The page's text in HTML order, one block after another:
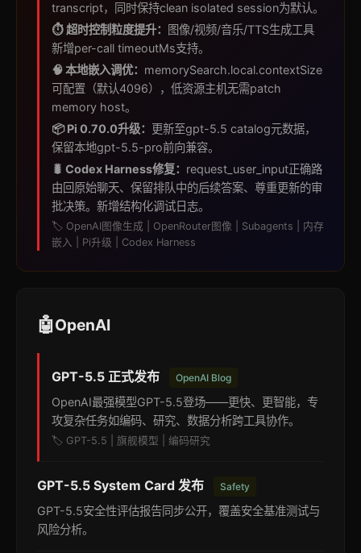
transcript，同时保持clean isolated session为默认。
⏱️ 超时控制粒度提升：
图像/视频/音乐/TTS生成工具
新增per-call timeoutMs支持。
🧠 本地嵌入调优： memorySearch.local.contextSize
可配置（默认4096），低资源主机无需patch
memory host。
📦 Pi 0.70.0升级： 更新至gpt-5.5 catalog元数据，
保留本地gpt-5.5-pro前向兼容。
🐛 Codex Harness修复： request_user_input正确路
由回原始聊天、保留排队中的后续答案、尊重更新的审
批决策。新增结构化调试日志。
🏷️ OpenAI图像生成 | OpenRouter图像 | Subagents | 内存
嵌入 | Pi升级 | Codex Harness
🤖OpenAI
GPT-5.5 正式发布 OpenAI Blog
OpenAI最强模型GPT-5.5登场——更快、更智能，专
攻复杂任务如编码、研究、数据分析跨工具协作。
🏷️ GPT-5.5 | 旗舰模型 | 编码研究
GPT-5.5 System Card 发布 Safety
GPT-5.5安全性评估报告同步公开，覆盖安全基准测试与
风险分析。